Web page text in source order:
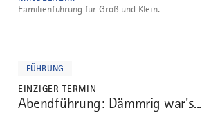
Familienführung für Groß und Klein.
FÜHRUNG
EINZIGER TERMIN
4
Abendführung: Dämmrig war's...